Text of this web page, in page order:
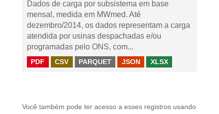
Dados de carga por subsistema em base
mensal, medida em MWmed. Até
dezembro/2014, os dados representam a carga
atendida por usinas despachadas e/ou
programadas pelo ONS, com...
PDF CSV PARQUET JSON XLSX
Você também pode ter acesso a esses registros usando